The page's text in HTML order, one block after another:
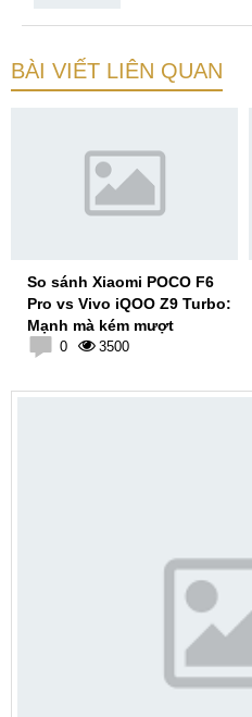
BÀI VIẾT LIÊN QUAN
So sánh Xiaomi POCO F6
Pro vs Vivo iQOO Z9 Turbo:
Mạnh mà kém mượt
0 3500